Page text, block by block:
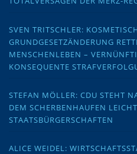
SVEN TRITSCHLER:
GRUNDGESETZÄNDERUNG
MENSCHENLEBEN –
KONSEQUENTE
STEFAN MÖLLER: CDU STEHT
DEM SCHERBENHAUFEN
STAATSBÜRGERSCHAFTEN
ALICE WEIDEL: